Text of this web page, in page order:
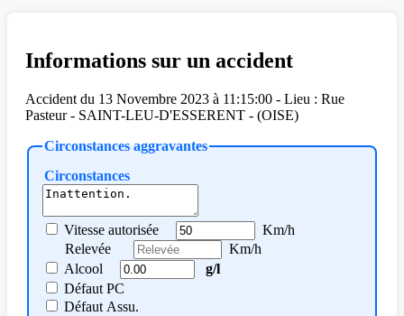
Informations sur un accident
Accident du 13 Novembre 2023 à 11:15:00 - Lieu : Rue
Pasteur - SAINT-LEU-D'ESSERENT - (OISE)
Circonstances
Circonstances aggravantes
Vitesse autorisée
Km/h
Relevée
Km/h
Alcool
g/l
Défaut PC
Défaut Assu.